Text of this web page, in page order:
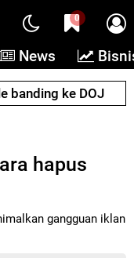
0
News
banding ke DOJ
hapus
gangguan iklan